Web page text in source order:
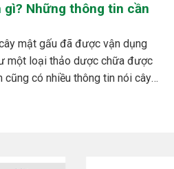
gì? Những thông tin cần
mật gấu đã được vận dụng
một loại thảo dược chữa được
cũng có nhiều thông tin nói cây